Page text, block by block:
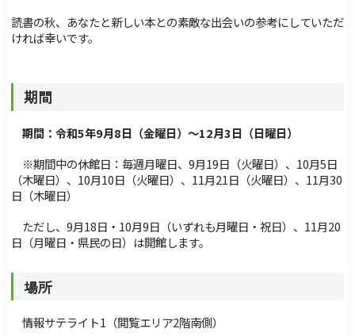
読書の秋、あなたと新しい本との素敵な出会いの参考にしていただ
ければ幸いです。
期間
期間：令和5年9月8日（金曜日）～12月3日（日曜日）
※期間中の休館日：毎週月曜日、9月19日（火曜日）、10月5日
（木曜日）、10月10日（火曜日）、11月21日（火曜日）、11月30
日（木曜日）
ただし、9月18日・10月9日（いずれも月曜日・祝日）、11月20
日（月曜日・県民の日）は開館します。
場所
情報サテライト1（閲覧エリア2階南側）